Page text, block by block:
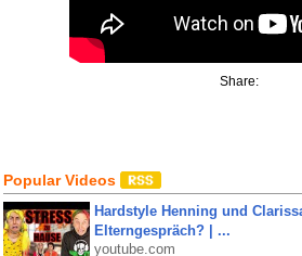
Share:
Popular Videos
Hardstyle Henning und
Elterngespräch? | ...
youtube.com